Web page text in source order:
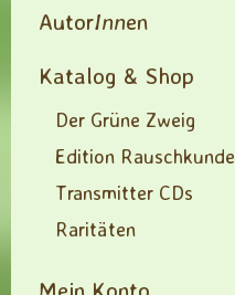
AutorInnen
Katalog & Shop
Der Grüne Zweig
Edition Rauschkunde
Transmitter CDs
Raritäten